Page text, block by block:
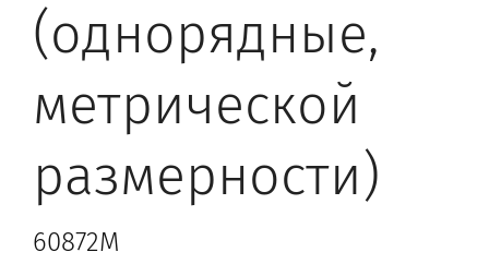
(однорядные,
метрической
размерности)
60872M